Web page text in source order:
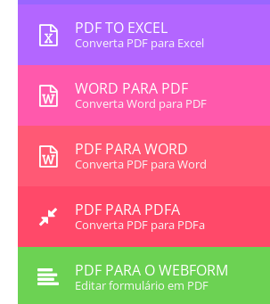
PDF TO EXCEL
Converta PDF para Excel
WORD PARA PDF
Converta Word para PDF
PDF PARA WORD
Converta PDF para Word
PDF PARA PDFA
Converta PDF para PDFa
PDF PARA O WEBFORM
Editar formulário em PDF